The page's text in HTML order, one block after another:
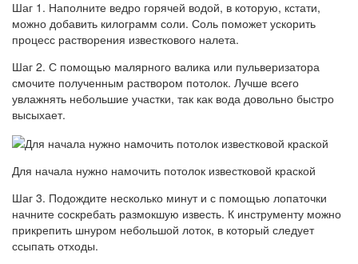
Шаг 1. Наполните ведро горячей водой, в которую, кстати,
можно добавить килограмм соли. Соль поможет ускорить
процесс растворения известкового налета.
Шаг 2. С помощью малярного валика или пульверизатора
смочите полученным раствором потолок. Лучше всего
увлажнять небольшие участки, так как вода довольно быстро
высыхает.
Для начала нужно намочить потолок известковой краской
Шаг 3. Подождите несколько минут и с помощью лопаточки
начните соскребать размокшую известь. К инструменту можно
прикрепить шнуром небольшой лоток, в который следует
ссыпать отходы.